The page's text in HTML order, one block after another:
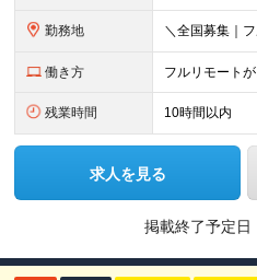
勤務地
働き方 フルリモート
残業時間 10時間以内
求人を見る
掲載終了予定日